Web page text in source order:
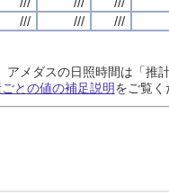
/// /// ///
アメダスの日照時間は「推
との値の補足説明をご覧く